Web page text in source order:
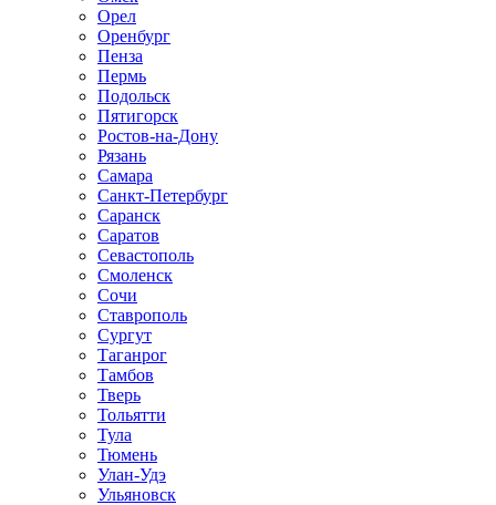
Орел
Оренбург
Пенза
Пермь
Подольск
Пятигорск
Ростов-на-Дону
Рязань
Самара
Санкт-Петербург
Саранск
Саратов
Севастополь
Смоленск
Сочи
Ставрополь
Сургут
Таганрог
Тамбов
Тверь
Тольятти
Тула
Тюмень
Улан-Удэ
Ульяновск